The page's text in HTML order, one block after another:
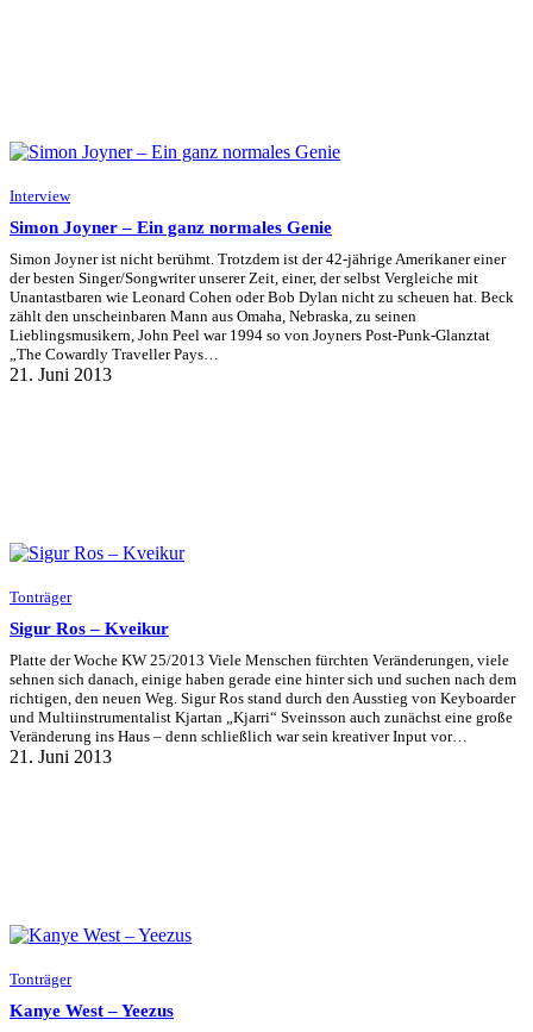
Interview
Simon Joyner – Ein ganz normales Genie
Simon Joyner ist nicht berühmt. Trotzdem ist der 42-jährige Amerikaner einer
der besten Singer/Songwriter unserer Zeit, einer, der selbst Vergleiche mit
Unantastbaren wie Leonard Cohen oder Bob Dylan nicht zu scheuen hat. Beck
zählt den unscheinbaren Mann aus Omaha, Nebraska, zu seinen
Lieblingsmusikern, John Peel war 1994 so von Joyners Post-Punk-Glanztat
„The Cowardly Traveller Pays…
21. Juni 2013
Tonträger
Sigur Ros – Kveikur
Platte der Woche KW 25/2013 Viele Menschen fürchten Veränderungen, viele
sehnen sich danach, einige haben gerade eine hinter sich und suchen nach dem
richtigen, den neuen Weg. Sigur Ros stand durch den Ausstieg von Keyboarder
und Multiinstrumentalist Kjartan „Kjarri“ Sveinsson auch zunächst eine große
Veränderung ins Haus – denn schließlich war sein kreativer Input vor…
21. Juni 2013
Tonträger
Kanye West – Yeezus